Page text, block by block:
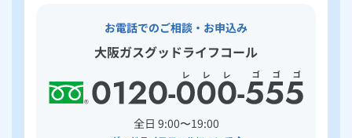
お電話でのご相談・お申込み
大阪ガスグッドライフコール
全日 9:00〜19:00